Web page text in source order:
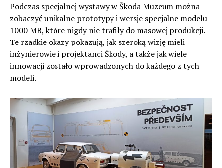
Podczas specjalnej wystawy w Škoda Muzeum można
zobaczyć unikalne prototypy i wersje specjalne modelu
1000 MB, które nigdy nie trafiły do masowej produkcji.
Te rzadkie okazy pokazują, jak szeroką wizję mieli
inżynierowie i projektanci Škody, a także jak wiele
innowacji zostało wprowadzonych do każdego z tych
modeli.